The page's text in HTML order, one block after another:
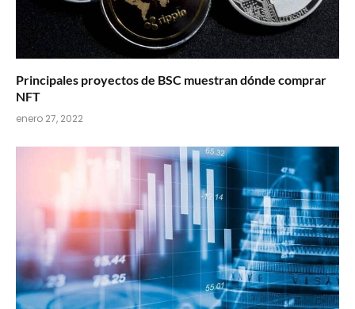
Principales proyectos de BSC muestran dónde comprar
NFT
enero 27, 2022